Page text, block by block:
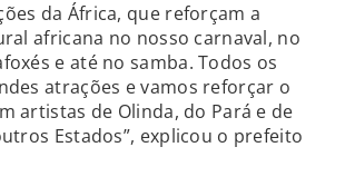
da África, que reforçam a
africana no nosso carnaval, no
e até no samba. Todos os
atrações e vamos reforçar o
artistas de Olinda, do Pará e de
Estados”, explicou o prefeito